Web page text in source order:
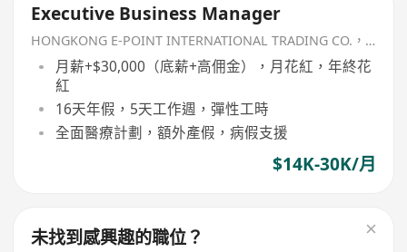
Executive Business Manager
HONGKONG E-POINT INTERNATIONAL TRADING CO.，LIMITED
月薪+$30,000（底薪+高佣金），月花紅，年終花
紅
16天年假，5天工作週，彈性工時
全面醫療計劃，額外產假，病假支援
$14K-30K/月
未找到感興趣的職位？